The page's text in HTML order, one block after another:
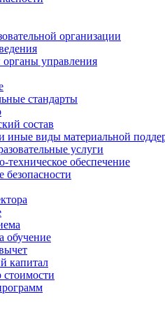
организации
органы управления
стандарты
состав
иные виды материальной
услуги
техническое обеспечение
безопасности
обучение
капитал
стоимости